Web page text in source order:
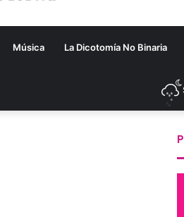
Música La Dicotomía No Binaria